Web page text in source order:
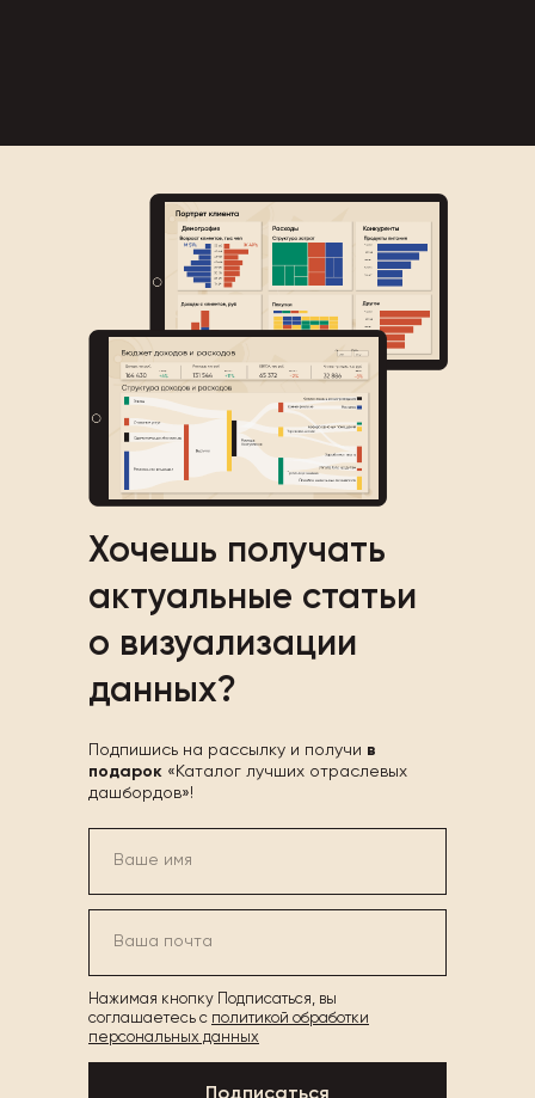
Подпишись на рассылку и получи в
подарок «Каталог лучших отраслевых
дашбордов»!
Хочешь получать
актуальные статьи
о визуализации
данных?
Нажимая кнопку Подписаться, вы
соглашаетесь с политикой обработки
персональных данных